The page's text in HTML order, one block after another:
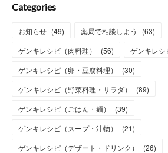
Categories
お知らせ (49) 薬局で相談しよう (63)
ゲンキレシピ（肉料理）
(56) ゲンキレシ
ゲンキレシピ（卵・豆腐料理）
(30)
ゲンキレシピ（野菜料理・サラダ）
(89)
ゲンキレシピ（ごはん・麺）
(39)
ゲンキレシピ（スープ・汁物）
(21)
ゲンキレシピ（デザート・ドリンク）
(26)